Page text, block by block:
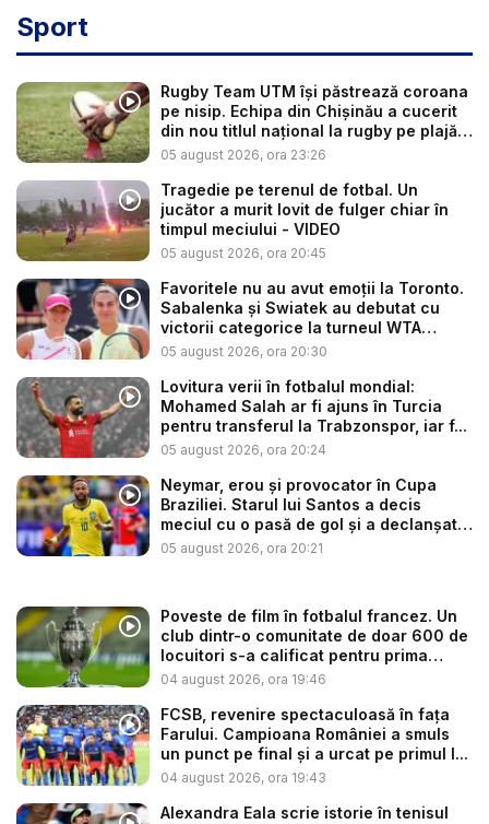
Sport
Rugby Team UTM își păstrează coroana
pe nisip. Echipa din Chișinău a cucerit
din nou titlul național la rugby pe plajă
...
05 august 2026, ora 23:26
Tragedie pe terenul de fotbal. Un
jucător a murit lovit de fulger chiar în
timpul meciului - VIDEO
05 august 2026, ora 20:45
Favoritele nu au avut emoții la Toronto.
Sabalenka și Swiatek au debutat cu
victorii categorice la turneul WTA
1000...
05 august 2026, ora 20:30
Lovitura verii în fotbalul mondial:
Mohamed Salah ar fi ajuns în Turcia
pentru transferul la Trabzonspor, iar f...
05 august 2026, ora 20:24
Neymar, erou și provocator în Cupa
Braziliei. Starul lui Santos a decis
meciul cu o pasă de gol și a declanșat
...
05 august 2026, ora 20:21
Poveste de film în fotbalul francez. Un
club dintr-o comunitate de doar 600 de
locuitori s-a calificat pentru prima
dată...
04 august 2026, ora 19:46
FCSB, revenire spectaculoasă în fața
Farului. Campioana României a smuls
un punct pe final și a urcat pe primul l...
04 august 2026, ora 19:43
Alexandra Eala scrie istorie în tenisul